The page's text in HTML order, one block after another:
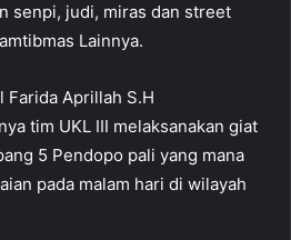
senpi, judi, miras dan street
Lainnya.
Farida Aprillah S.H
tim UKL III melaksanakan giat
5 Pendopo pali yang mana
pada malam hari di wilayah